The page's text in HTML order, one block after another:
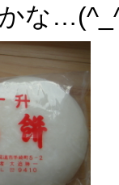
な